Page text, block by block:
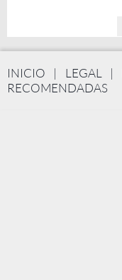
INICIO | LEGAL |
RECOMENDADAS